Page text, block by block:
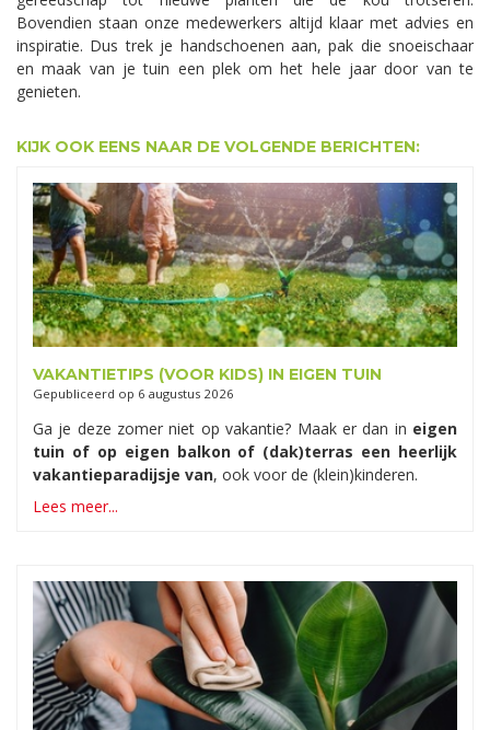
Bovendien staan onze medewerkers altijd klaar met advies en
inspiratie. Dus trek je handschoenen aan, pak die snoeischaar
en maak van je tuin een plek om het hele jaar door van te
genieten.
KIJK OOK EENS NAAR DE VOLGENDE BERICHTEN:
VAKANTIETIPS (VOOR KIDS) IN EIGEN TUIN
Gepubliceerd op 6 augustus 2026
Ga je deze zomer niet op vakantie? Maak er dan in eigen
tuin of op eigen balkon of (dak)terras een heerlijk
vakantieparadijsje van, ook voor de (klein)kinderen.
Lees meer...